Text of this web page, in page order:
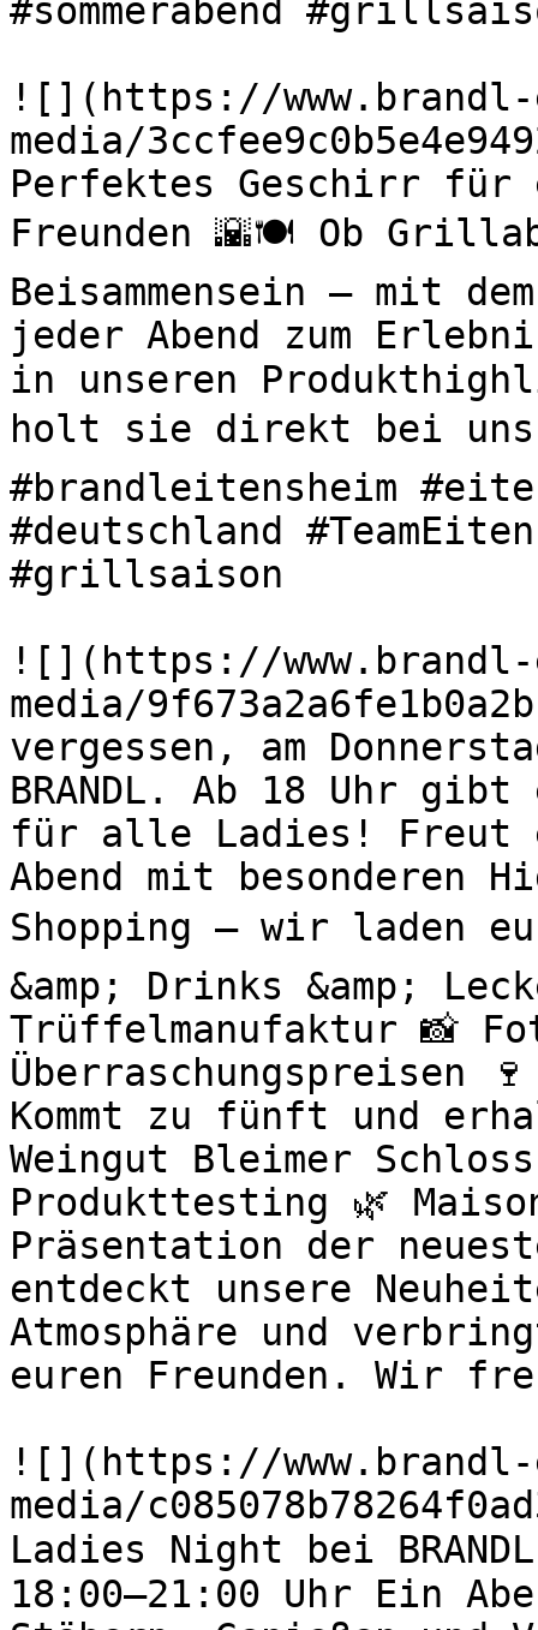
#sommerabend
![](https://
media/
Perfektes Geschirr für
Freunden 🌇🍽️ Ob
Beisammensein – mit
jeder Abend zum
in unseren
holt sie direkt bei uns
#brandleitensheim
#deutschland
#grillsaison
![](https://
media/
vergessen, am
BRANDL. Ab 18 Uhr
für alle Ladies! Freut
Abend mit besonderen
Shopping – wir laden
&amp; Drinks &amp;
Trüffelmanufaktur 📸
Überraschungspreisen
Kommt zu fünft und
Weingut Bleimer
Produkttesting 🌿
Präsentation der
entdeckt unsere
Atmosphäre und
euren Freunden. Wir
![](https://
media/
Ladies Night bei
18:00–21:00 Uhr Ein